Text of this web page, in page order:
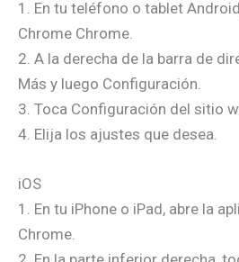
1. En tu teléfono o tablet
Chrome Chrome.
2. A la derecha de la barra de
Más y luego Configuración.
3. Toca Configuración del sitio
4. Elija los ajustes que desea.
iOS
1. En tu iPhone o iPad, abre la
Chrome.